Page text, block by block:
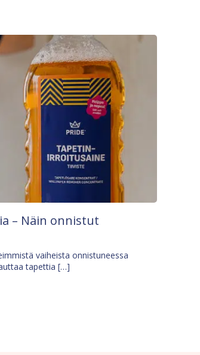
– Näin onnistut
vaiheista onnistuneessa
tapettia […]